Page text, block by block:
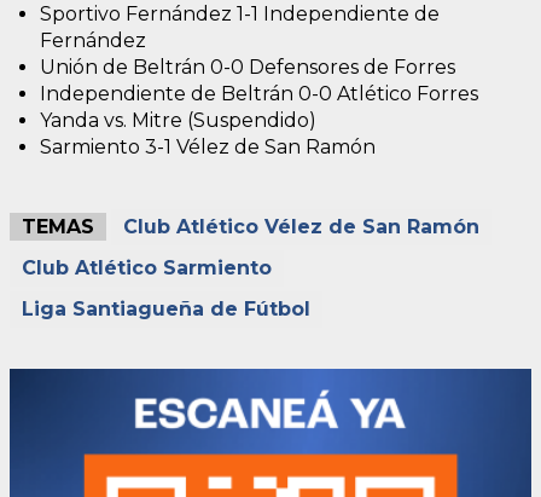
Sportivo Fernández 1-1 Independiente de
Fernández
Unión de Beltrán 0-0 Defensores de Forres
Independiente de Beltrán 0-0 Atlético Forres
Yanda vs. Mitre (Suspendido)
Sarmiento 3-1 Vélez de San Ramón
TEMAS
Club Atlético Vélez de San Ramón
Club Atlético Sarmiento
Liga Santiagueña de Fútbol